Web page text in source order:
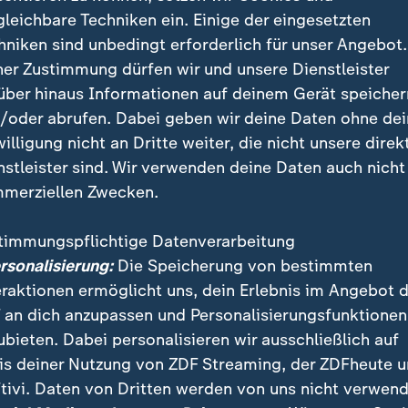
07.07.2026
der größten Ölraffinerien Russlands teils
ukrainische Drohnen die 2.500 Kilometer von
Omsk. Infolge der ukrainischen Angriffe wird
Tankstellen gibt es lange Schlangen.
Präsident in Ankara versuchen, die Ukraine
zu präsentieren, die einen Platz in der
gleichzeitig wieder einen um Hilfe bitten, der ihm
Techniken ein. Einige der eingesetzten
sind unbedingt erforderlich für unser
Zustimmung dürfen wir und unsere Dienstleister
hinaus Informationen auf deinem Gerät
oder abrufen. Dabei geben wir deine Daten ohne
nicht an Dritte weiter, die nicht unsere
sind. Wir verwenden deine Daten auch nicht
Zwecken.
Datenverarbeitung
Die Speicherung von bestimmten
ermöglicht uns, dein Erlebnis im Angebot
an dich anzupassen und Personalisierungsfunktionen
Dabei personalisieren wir ausschließlich auf
deiner Nutzung von ZDF Streaming, der ZDFheute
Daten von Dritten werden von uns nicht